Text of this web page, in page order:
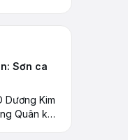
Sơn ca
Dương Kim
Quân khu